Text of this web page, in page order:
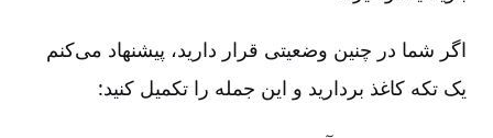
اگر شما در چنین وضعیتی قرار دارید، پیشنهاد می‌کنم
یک تکه کاغذ بردارید و این جمله را تکمیل کنید: